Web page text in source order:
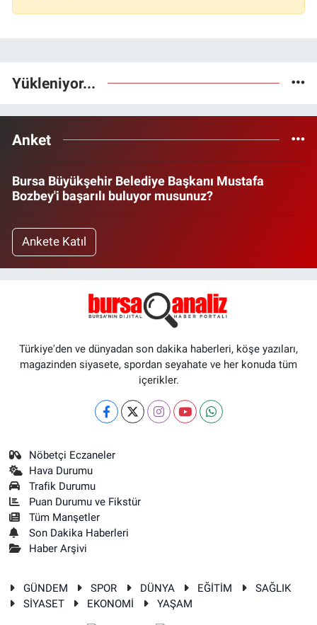
Yükleniyor...
Anket
Bursa Büyükşehir Belediye Başkanı Mustafa
Bozbey'i başarılı buluyor musunuz?
Ankete Katıl
Türkiye'den ve dünyadan son dakika haberleri, köşe yazıları,
magazinden siyasete, spordan seyahate ve her konuda tüm
içerikler.
Nöbetçi Eczaneler
Hava Durumu
Trafik Durumu
Puan Durumu ve Fikstür
Tüm Manşetler
Son Dakika Haberleri
Haber Arşivi
GÜNDEM SPOR DÜNYA EĞİTİM
SAĞLIK
SİYASET
EKONOMİ YAŞAM